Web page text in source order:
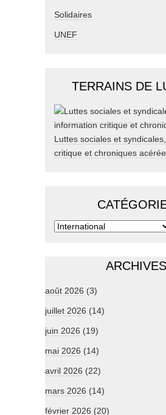
Solidaires
UNEF
TERRAINS DE
Luttes sociales et
critique et chroniques
ARCHIVES
août 2026 (3)
juillet 2026 (14)
juin 2026 (19)
mai 2026 (14)
avril 2026 (22)
mars 2026 (14)
février 2026 (20)